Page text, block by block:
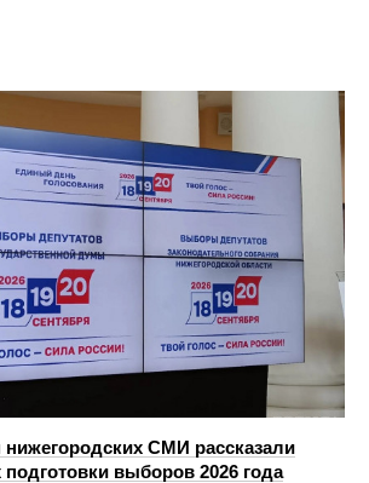
нижегородских СМИ рассказали
подготовки выборов 2026 года